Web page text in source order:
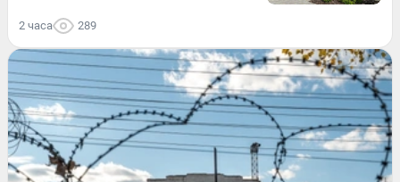
2 часа 289